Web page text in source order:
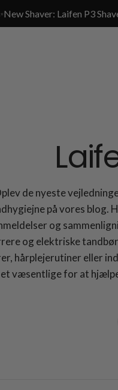
Shaver: Laifen P3
de nyeste
på vores blog.
og
og elektriske
hårplejerutiner eller
væsentlige for at